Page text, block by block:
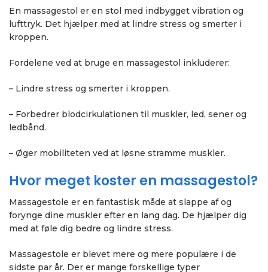
En massagestol er en stol med indbygget vibration og
lufttryk. Det hjælper med at lindre stress og smerter i
kroppen.
Fordelene ved at bruge en massagestol inkluderer:
– Lindre stress og smerter i kroppen.
– Forbedrer blodcirkulationen til muskler, led, sener og
ledbånd.
– Øger mobiliteten ved at løsne stramme muskler.
Hvor meget koster en massagestol?
Massagestole er en fantastisk måde at slappe af og
forynge dine muskler efter en lang dag. De hjælper dig
med at føle dig bedre og lindre stress.
Massagestole er blevet mere og mere populære i de
sidste par år. Der er mange forskellige typer